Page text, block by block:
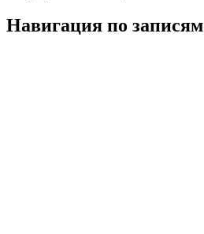
Навигация по записям